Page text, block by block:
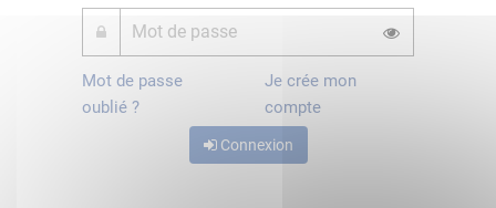
Mot de passe
oublié ?
Je crée mon
compte
Connexion